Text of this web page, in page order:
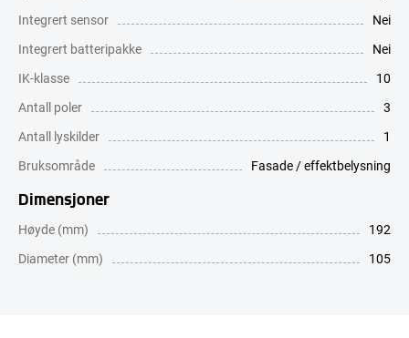
Integrert sensor
Nei
Integrert batteripakke
Nei
IK-klasse
10
Antall poler
3
Antall lyskilder
1
Bruksområde
Fasade / effektbelysning
Dimensjoner
Høyde (mm)
192
Diameter (mm)
105